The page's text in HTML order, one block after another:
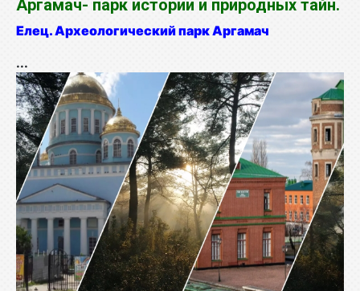
Аргамач- парк истории и природных тайн.
Елец. Археологический парк Аргамач
...